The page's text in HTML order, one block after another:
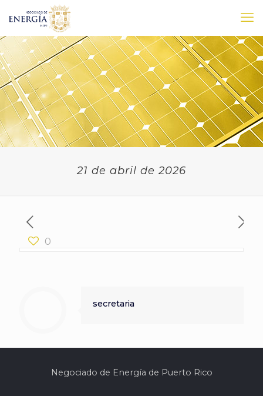
21 de abril de 2026
0
secretaria
Negociado de Energía de Puerto Rico